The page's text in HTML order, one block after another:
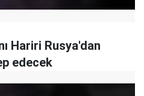
Hariri Rusya'dan
edecek